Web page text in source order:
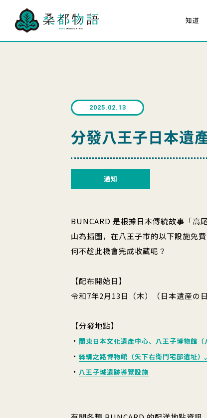
知道
關於「桑都物
2025.02.13
分發八王子日本遺
通知
BUNCARD 是根據日本傳統故事「高
山為插圖，在八王子市的以下設施免費
何不趁此機會完成收藏呢？
【配布開始日】
令和7年2月13日（木）（日本遺産の
【分發地點】
・ 關東日本文化遺產中心、八王子博物館（
・ 絲綢之路博物館（矢下右衛門宅邸遺址）。
・ 八王子城遺跡導覽設施